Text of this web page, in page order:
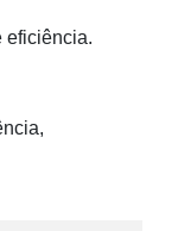
eficiência.